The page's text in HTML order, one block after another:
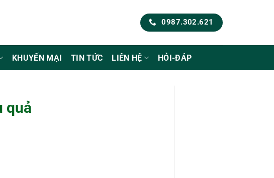
0987.302.621
KHUYẾN MẠI TIN TỨC LIÊN HỆ HỎI-ĐÁP
quả